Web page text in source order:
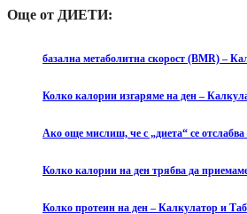
Още от ДИЕТИ:
базална метаболитна скорост (BMR) –
Колко калории изгаряме на ден –
Ако още мислиш, че с „диета“ се
Колко калории на ден трябва да
Колко протеин на ден – Калкулатор и